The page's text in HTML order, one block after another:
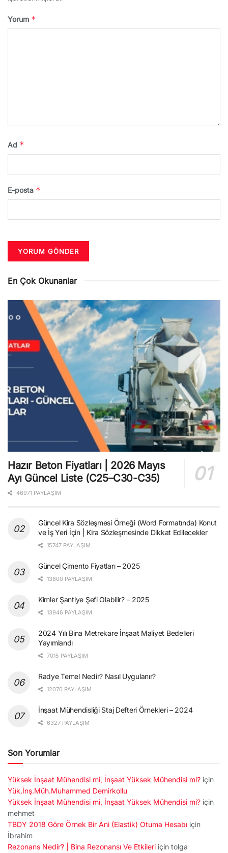
Yorum *
Ad *
E-posta *
En Çok Okunanlar
Hazır Beton Fiyatları | 2026 Mayıs
Ayı Güncel Liste (C25–C30-C35)
46971 PAYLAŞIM
Güncel Kira Sözleşmesi Örneği (Word Formatında) Konut
ve İş Yeri İçin | Kira Sözleşmesinde Dikkat Edilecekler
15747 PAYLAŞIM
Güncel Çimento Fiyatları – 2025
13600 PAYLAŞIM
Kimler Şantiye Şefi Olabilir? – 2025
13946 PAYLAŞIM
2024 Yılı Bina Metrekare İnşaat Maliyet Bedelleri
Yayımlandı
7015 PAYLAŞIM
Radye Temel Nedir? Nasıl Uygulanır?
12070 PAYLAŞIM
İnşaat Mühendisliği Staj Defteri Örnekleri – 2024
6327 PAYLAŞIM
Son Yorumlar
Yüksek İnşaat Mühendisi mi, İnşaat Yüksek Mühendisi mi? için
Yük.İnş.Müh.Muhammed Demirkollu
Yüksek İnşaat Mühendisi mi, İnşaat Yüksek Mühendisi mi? için
mehmet
TBDY 2018 Göre Örnek Bir Ani (Elastik) Otuma Hesabı için
İbrahim
Rezonans Nedir? | Bina Rezonansı Ve Etkileri için tolga